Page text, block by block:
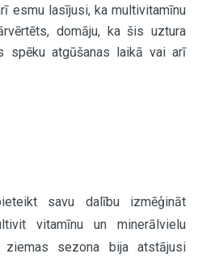
esmu lasījusi, ka multivitamīnu
domāju, ka šis uztura
spēku atgūšanas laikā vai arī
savu dalību izmēģināt
vitamīnu un minerālvielu
ziemas sezona bija atstājusi